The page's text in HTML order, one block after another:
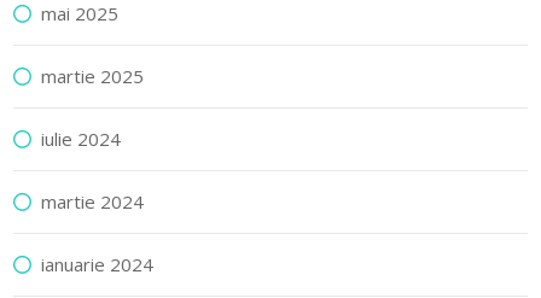
mai 2025
martie 2025
iulie 2024
martie 2024
ianuarie 2024